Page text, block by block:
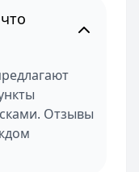
Отзывы